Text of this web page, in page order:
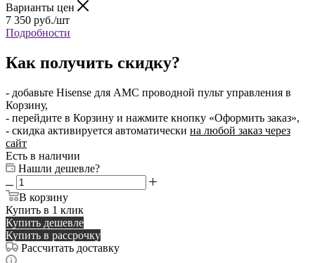
Варианты цен
7 350 руб./шт
Подробности
Как получить скидку?
- добавьте Hisense для АМС проводной пульт управления в
Корзину,
- перейдите в Корзину и нажмите кнопку «Оформить заказ»,
- скидка активируется автоматически на любой заказ через
сайт
Есть в наличии
Нашли дешевле?
В корзину
Купить в 1 клик
Купить дешевле
Купить в рассрочку
Рассчитать доставку